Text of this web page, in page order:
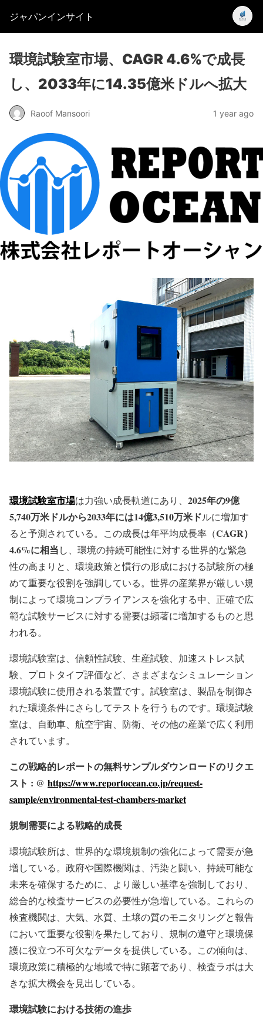
ジャパンインサイト
環境試験室市場、CAGR 4.6%で成長
し、2033年に14.35億米ドルへ拡大
Raoof Mansoori 1 year ago
環境試験室市場は力強い成長軌道にあり、 2025年の9億
5,740万米ドルから2033年には14億3,510万米ドルに増加す
ると予測されている。この成長は年平均成長率（CAGR）
4.6%に相当し、環境の持続可能性に対する世界的な緊急
性の高まりと、環境政策と慣行の形成における試験所の極
めて重要な役割を強調している。世界の産業界が厳しい規
制によって環境コンプライアンスを強化する中、正確で広
範な試験サービスに対する需要は顕著に増加するものと思
われる。
環境試験室は、信頼性試験、生産試験、加速ストレス試
験、プロトタイプ評価など、さまざまなシミュレーション
環境試験に使用される装置です。試験室は、製品を制御さ
れた環境条件にさらしてテストを行うものです。環境試験
室は、自動車、航空宇宙、防衛、その他の産業で広く利用
されています。
この戦略的レポートの無料サンプルダウンロードのリクエ
スト : @ https://www.reportocean.co.jp/request-
sample/environmental-test-chambers-market
規制需要による戦略的成長
環境試験所は、世界的な環境規制の強化によって需要が急
増している。政府や国際機関は、汚染と闘い、持続可能な
未来を確保するために、より厳しい基準を強制しており、
総合的な検査サービスの必要性が急増している。これらの
検査機関は、大気、水質、土壌の質のモニタリングと報告
において重要な役割を果たしており、規制の遵守と環境保
護に役立つ不可欠なデータを提供している。この傾向は、
環境政策に積極的な地域で特に顕著であり、検査ラボは大
きな拡大機会を見出している。
環境試験における技術の進歩